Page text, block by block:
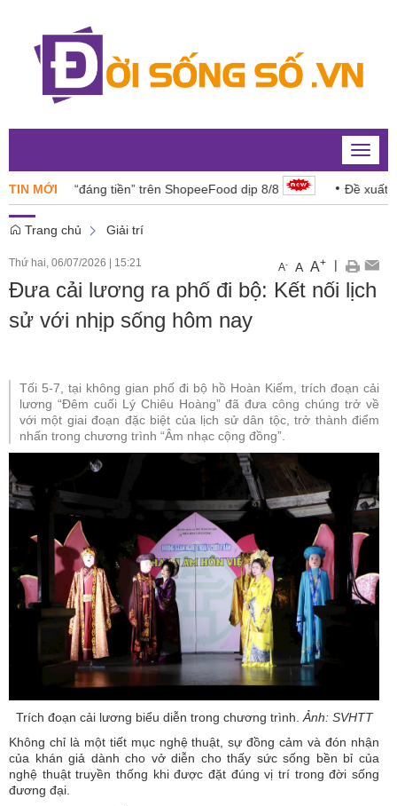
Toggle
TIN MỚI
“đáng tiền” trên ShopeeFood dịp 8/8 Đề xuất 6 lĩnh
Trang chủ Giải trí
Thứ hai, 06/07/2026 15:21 A- A A+ |
Đưa cải lương ra phố đi bộ: Kết nối lịch
sử với nhịp sống hôm nay
Tối 5-7, tại không gian phố đi bộ hồ Hoàn Kiếm, trích đoạn cải
lương “Đêm cuối Lý Chiêu Hoàng” đã đưa công chúng trở về
với một giai đoạn đặc biệt của lịch sử dân tộc, trở thành điểm
nhấn trong chương trình “Âm nhạc cộng đồng”.
Trích đoạn cải lương biểu diễn trong chương trình. Ảnh: SVHTT
Không chỉ là một tiết mục nghệ thuật, sự đồng cảm và đón nhận
của khán giả dành cho vở diễn cho thấy sức sống bền bỉ của
nghệ thuật truyền thống khi được đặt đúng vị trí trong đời sống
đương đại.